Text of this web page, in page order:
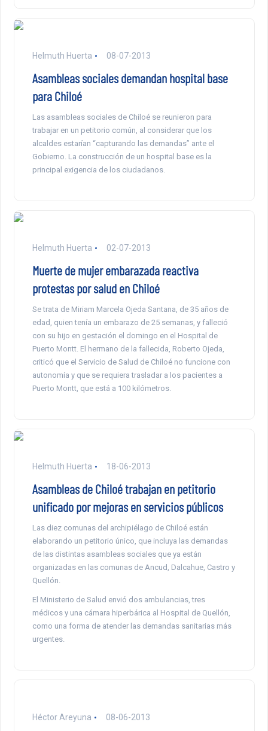
Helmuth Huerta 08-07-2013
Asambleas sociales demandan hospital base
para Chiloé
Las asambleas sociales de Chiloé se reunieron para
trabajar en un petitorio común, al considerar que los
alcaldes estarían “capturando las demandas” ante el
Gobierno. La construcción de un hospital base es la
principal exigencia de los ciudadanos.
Helmuth Huerta 02-07-2013
Muerte de mujer embarazada reactiva
protestas por salud en Chiloé
Se trata de Miriam Marcela Ojeda Santana, de 35 años de
edad, quien tenía un embarazo de 25 semanas, y falleció
con su hijo en gestación el domingo en el Hospital de
Puerto Montt. El hermano de la fallecida, Roberto Ojeda,
criticó que el Servicio de Salud de Chiloé no funcione con
autonomía y que se requiera trasladar a los pacientes a
Puerto Montt, que está a 100 kilómetros.
Helmuth Huerta 18-06-2013
Asambleas de Chiloé trabajan en petitorio
unificado por mejoras en servicios públicos
Las diez comunas del archipiélago de Chiloé están
elaborando un petitorio único, que incluya las demandas
de las distintas asambleas sociales que ya están
organizadas en las comunas de Ancud, Dalcahue, Castro y
Quellón.
El Ministerio de Salud envió dos ambulancias, tres
médicos y una cámara hiperbárica al Hospital de Quellón,
como una forma de atender las demandas sanitarias más
urgentes.
Héctor Areyuna 08-06-2013